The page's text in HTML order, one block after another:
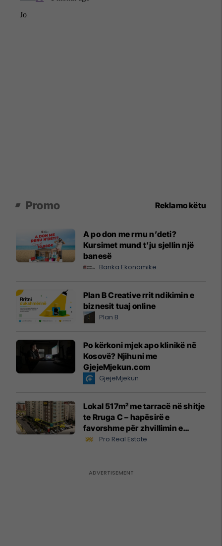
Promo Reklamo këtu
A po don me rrnu n’deti?
Kursimet mund t’ju sjellin një
banesë
Banka Ekonomike
Plan B Creative rrit ndikimin e
biznesit tuaj online
Plan B
Po kërkoni mjek apo klinikë në
Kosovë? Njihuni me
GjejeMjekun.com
GjejeMjekun
Lokal 517m² me tarracë në shitje
te Rruga C – hapësirë e
favorshme për zhvillimin e
biznesit #15796
Pro Real Estate